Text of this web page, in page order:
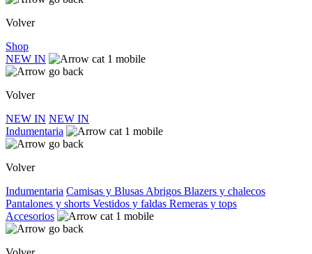
Volver
Shop
NEW IN
Volver
NEW IN NEW IN
Indumentaria
Volver
Indumentaria Camisas y Blusas Abrigos Blazers y chalecos
Pantalones y shorts Vestidos y faldas Remeras y tops
Accesorios